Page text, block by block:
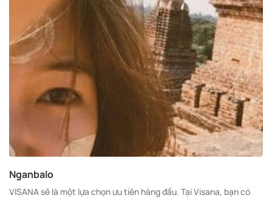
Nganbalo
VISANA sẽ là một lựa chọn ưu tiên hàng đầu. Tại Visana, bạn có